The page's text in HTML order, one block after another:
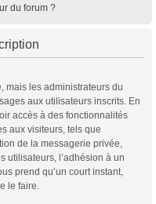
du forum ?
mais les administrateurs du
aux utilisateurs inscrits. En
accès à des fonctionnalités
aux visiteurs, tels que
de la messagerie privée,
utilisateurs, l’adhésion à un
prend qu’un court instant,
le faire.